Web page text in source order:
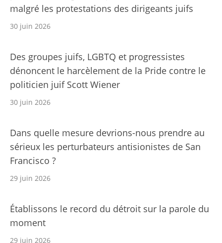
malgré les protestations des dirigeants juifs
30 juin 2026
Des groupes juifs, LGBTQ et progressistes
dénoncent le harcèlement de la Pride contre le
politicien juif Scott Wiener
30 juin 2026
Dans quelle mesure devrions-nous prendre au
sérieux les perturbateurs antisionistes de San
Francisco ?
29 juin 2026
Établissons le record du détroit sur la parole du
moment
29 juin 2026